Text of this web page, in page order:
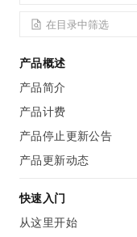
产品概述
产品简介
产品计费
产品停止更新公告
产品更新动态
快速入门
从这里开始
精选产品
人工智能与机器学习
容器
存储
网络与CDN
精选解决方案
AI
大数据
现代化应用
安全